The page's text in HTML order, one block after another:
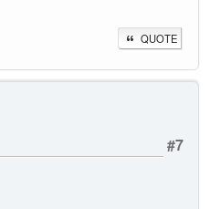
QUOTE
#7